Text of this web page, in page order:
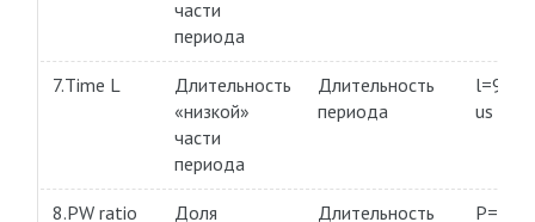
части
периода
7.Time L
Длительность
«низкой»
части
периода
Длительность
периода
us
8.PW ratio
Доля
Длительность